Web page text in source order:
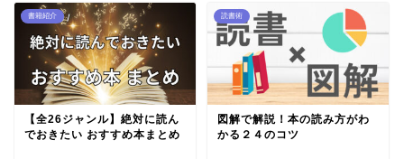
書籍紹介
【全26ジャンル】絶対に読ん
でおきたい おすすめ本まとめ
読書術
図解で解説！本の読み方がわ
かる２４のコツ